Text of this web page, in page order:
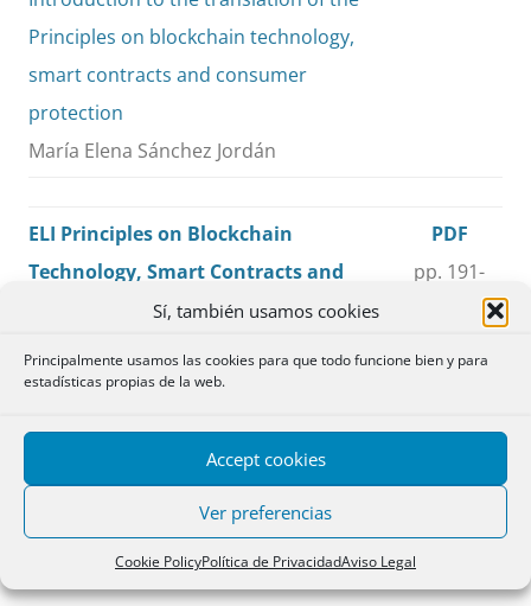
Sí, también usamos cookies
Principalmente usamos las cookies para que todo funcione bien y para
estadísticas propias de la web.
Accept cookies
Ver preferencias
Cookie PolicyPolítica de PrivacidadAviso Legal
Principles on blockchain technology,
smart contracts and consumer
protection
María Elena Sánchez Jordán
ELI Principles on Blockchain
Technology, Smart Contracts and
Consumer Protection
Instituto Europeo de Derecho
PDF
pp. 191-
Principios del Instituto Europeo de
Derecho (European Law Institute, ELI)
sobre tecnología Blockchain, smart
contracts y protección de
consumidores
PDF